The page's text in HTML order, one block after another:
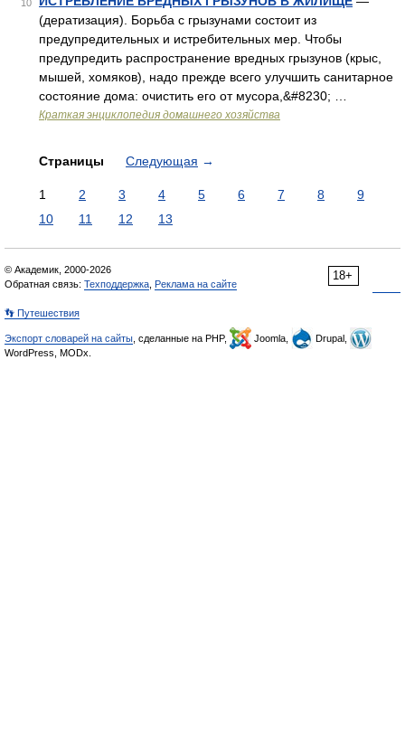
10
(дератизация). Борьба с грызунами состоит из
предупредительных и истребительных мер. Чтобы
предупредить распространение вредных грызунов (крыс,
мышей, хомяков), надо прежде всего улучшить санитарное
состояние дома: очистить его от мусора,&#8230; …
Краткая энциклопедия домашнего хозяйства
Страницы Следующая →
1 2 3 4 5 6 7 8
9
10
11 12 13
18+
© Академик, 2000-2026
Обратная связь: Техподдержка Реклама на сайте
👣 Путешествия
Экспорт словарей на сайты , сделанные на PHP, Joomla,
Drupal,
WordPress, MODx.